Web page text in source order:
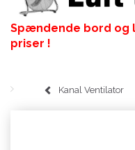
Spændende bord
priser !
Kanal Ventilator